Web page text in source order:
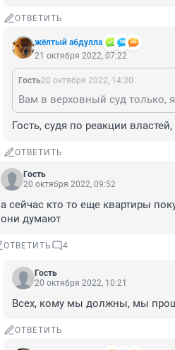
ОТВЕТИТЬ
жёлтый абдулла
21 октября 2022, 07:22
Гость20 октября 2022, 14:30
Вам в верховный суд только,
Гость, судя по реакции
ОТВЕТИТЬ
Гость
20 октября 2022, 09:52
а сейчас кто то еще квартиры
они думают
ОТВЕТИТЬ 4
Гость
20 октября 2022, 10:21
Всех, кому мы должны, мы
ОТВЕТИТЬ